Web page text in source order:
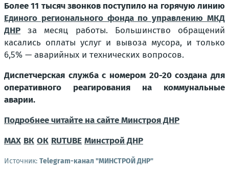
Более 11 тысяч звонков поступило на горячую линию
Единого регионального фонда по управлению МКД
ДНР за месяц работы. Большинство обращений
касались оплаты услуг и вывоза мусора, и только
6,5% — аварийных и технических вопросов.
Диспетчерская служба с номером 20-20 создана для
оперативного реагирования на коммунальные
аварии.
Подробнее читайте на сайте Минстроя ДНР
MAX ВК ОК RUTUBE Минстрой ДНР
Источник: Telegram-канал "МИНСТРОЙ ДНР"